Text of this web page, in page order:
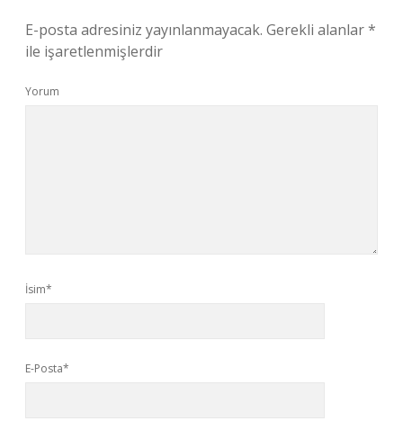
E-posta adresiniz yayınlanmayacak. Gerekli alanlar*
ile işaretlenmişlerdir
Yorum
İsim*
E-Posta*